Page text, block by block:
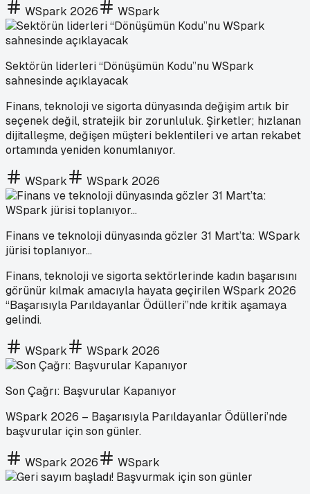
WSpark 2026 WSpark
Sektörün liderleri “Dönüşümün Kodu”nu WSpark
sahnesinde açıklayacak
Finans, teknoloji ve sigorta dünyasında değişim artık bir
seçenek değil, stratejik bir zorunluluk. Şirketler; hızlanan
dijitalleşme, değişen müşteri beklentileri ve artan rekabet
ortamında yeniden konumlanıyor.
WSpark WSpark 2026
Finans ve teknoloji dünyasında gözler 31 Mart’ta: WSpark
jürisi toplanıyor…
Finans, teknoloji ve sigorta sektörlerinde kadın başarısını
görünür kılmak amacıyla hayata geçirilen WSpark 2026
“Başarısıyla Parıldayanlar Ödülleri”nde kritik aşamaya
gelindi.
WSpark WSpark 2026
Son Çağrı: Başvurular Kapanıyor
WSpark 2026 – Başarısıyla Parıldayanlar Ödülleri’nde
başvurular için son günler.
WSpark 2026 WSpark